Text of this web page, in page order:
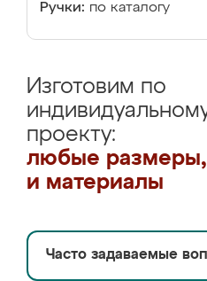
Ручки: по каталогу
Изготовим по
проекту:
любые размеры,
и материалы
Часто задаваемые